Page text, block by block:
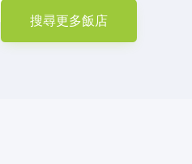
搜尋更多飯店